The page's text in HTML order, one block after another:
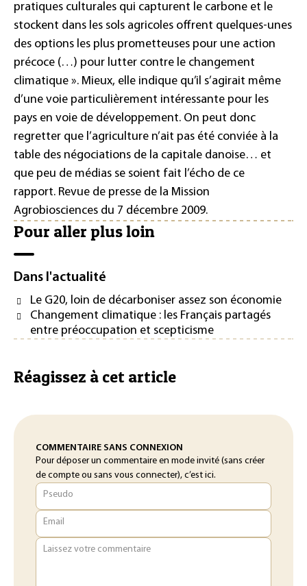
pratiques culturales qui capturent le carbone et le
stockent dans les sols agricoles offrent quelques-unes
des options les plus prometteuses pour une action
précoce (…) pour lutter contre le changement
climatique ». Mieux, elle indique qu’il s’agirait même
d’une voie particulièrement intéressante pour les
pays en voie de développement. On peut donc
regretter que l’agriculture n’ait pas été conviée à la
table des négociations de la capitale danoise… et
que peu de médias se soient fait l’écho de ce
rapport. Revue de presse de la Mission
Agrobiosciences du 7 décembre 2009.
Pour aller plus loin
Dans l'actualité
Le G20, loin de décarboniser assez son économie
Changement climatique : les Français partagés
entre préoccupation et scepticisme
Réagissez à cet article
COMMENTAIRE SANS CONNEXION
Pour déposer un commentaire en mode invité (sans créer
de compte ou sans vous connecter), c’est ici.
Pseudo
Email
Laissez votre commentaire